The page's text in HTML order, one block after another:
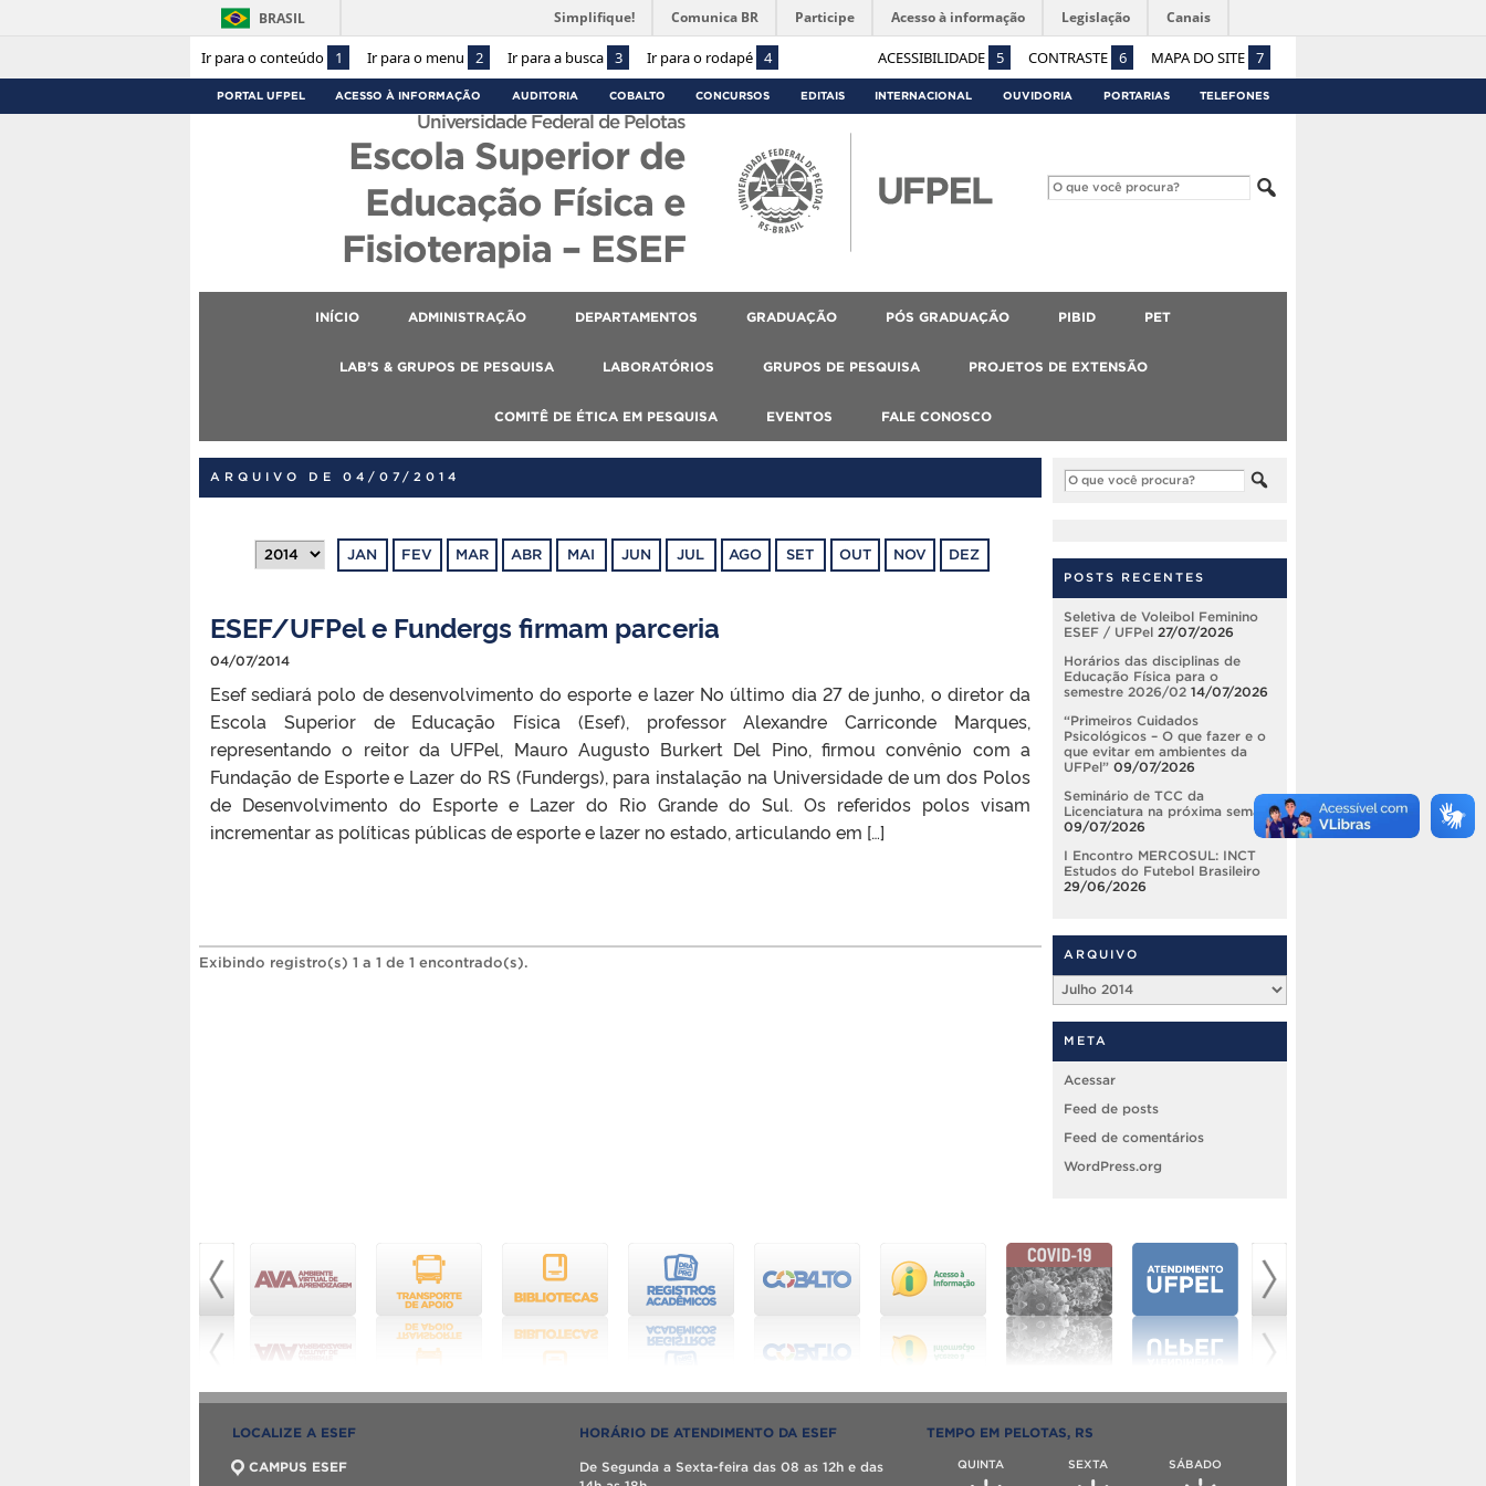
Ir para o conteúdo 1 Ir para o menu 2 Ir para a busca 3 Ir para o rodapé 4 ACESSIBILIDADE 5 CONTRASTE 6 MAPA DO SITE 7
BRASIL Simplifique! Comunica BR Participe Acesso à informação Legislação Canais
PORTAL UFPEL ACESSO À INFORMAÇÃO AUDITORIA COBALTO CONCURSOS EDITAIS INTERNACIONAL OUVIDORIA PORTARIAS TELEFONES
Universidade Federal de Pelotas
Escola Superior de
Educação Física e
Fisioterapia – ESEF
INÍCIO ADMINISTRAÇÃO DEPARTAMENTOS GRADUAÇÃO PÓS GRADUAÇÃO PIBID PET
LAB’S & GRUPOS DE PESQUISA LABORATÓRIOS GRUPOS DE PESQUISA PROJETOS DE EXTENSÃO
COMITÊ DE ÉTICA EM PESQUISA EVENTOS FALE CONOSCO
ARQUIVO DE 04/07/2014
JAN FEV MAR ABR MAI JUN JUL AGO SET OUT NOV DEZ
ESEF/UFPel e Fundergs firmam parceria
04/07/2014
Esef sediará polo de desenvolvimento do esporte e lazer No último dia 27 de junho, o diretor da
Escola Superior de Educação Física (Esef), professor Alexandre Carriconde Marques,
representando o reitor da UFPel, Mauro Augusto Burkert Del Pino, firmou convênio com a
Fundação de Esporte e Lazer do RS (Fundergs), para instalação na Universidade de um dos Polos
de Desenvolvimento do Esporte e Lazer do Rio Grande do Sul. Os referidos polos visam
incrementar as políticas públicas de esporte e lazer no estado, articulando em […]
Exibindo registro(s) 1 a 1 de 1 encontrado(s).
POSTS RECENTES
Seletiva de Voleibol Feminino
ESEF / UFPel 27/07/2026
Horários das disciplinas de
Educação Física para o
semestre 2026/02 14/07/2026
“Primeiros Cuidados
Psicológicos – O que fazer e o
que evitar em ambientes da
UFPel” 09/07/2026
Seminário de TCC da
Licenciatura na próxima semana
09/07/2026
I Encontro MERCOSUL: INCT
Estudos do Futebol Brasileiro
29/06/2026
ARQUIVO
Arquivo
META
Acessar
Feed de posts
Feed de comentários
WordPress.org
LOCALIZE A ESEF
CAMPUS ESEF
HORÁRIO DE ATENDIMENTO DA ESEF
De Segunda a Sexta-feira das 08 as 12h e das
TEMPO EM PELOTAS, RS
QUINTA SEXTA SÁBADO